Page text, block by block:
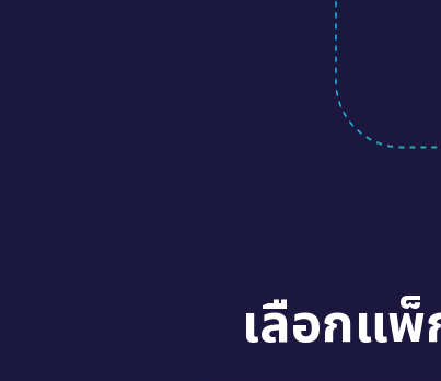
เลือกแพ็